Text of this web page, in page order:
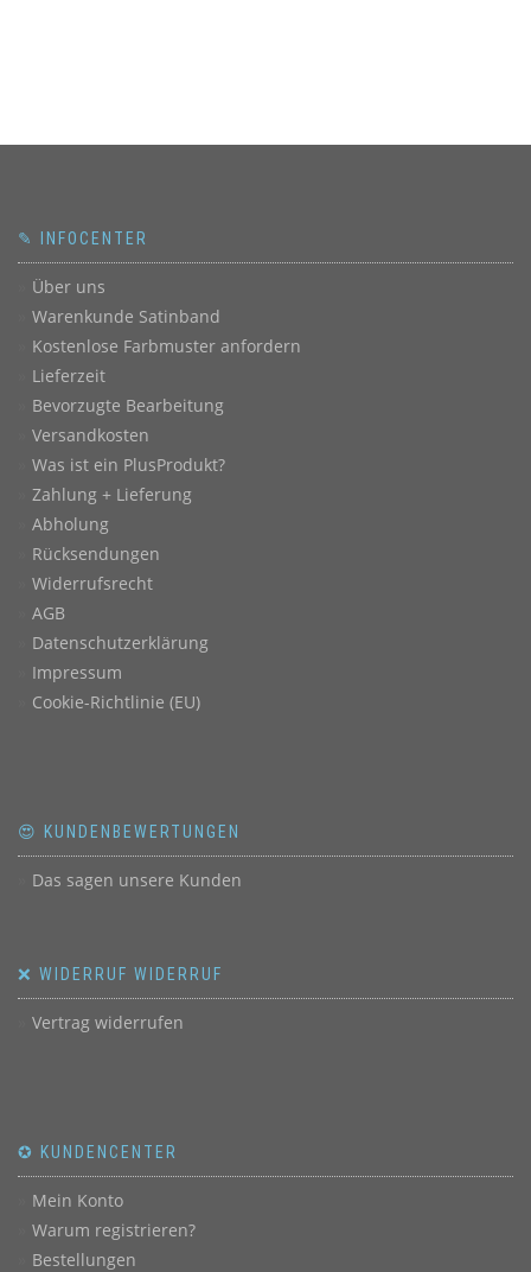
✎ INFOCENTER
Über uns
Warenkunde Satinband
Kostenlose Farbmuster anfordern
Lieferzeit
Bevorzugte Bearbeitung
Versandkosten
Was ist ein PlusProdukt?
Zahlung + Lieferung
Abholung
Rücksendungen
Widerrufsrecht
AGB
Datenschutzerklärung
Impressum
Cookie-Richtlinie (EU)
😍 KUNDENBEWERTUNGEN
Das sagen unsere Kunden
❌ WIDERRUF WIDERRUF
Vertrag widerrufen
✪ KUNDENCENTER
Mein Konto
Warum registrieren?
Bestellungen